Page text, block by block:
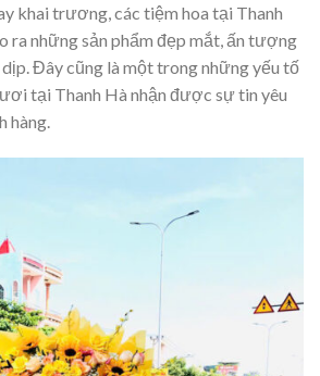
khai trương, các tiệm hoa tại Thanh
ra những sản phẩm đẹp mắt, ấn tượng
Đây cũng là một trong những yếu tố
tại Thanh Hà nhận được sự tin yêu
hàng.